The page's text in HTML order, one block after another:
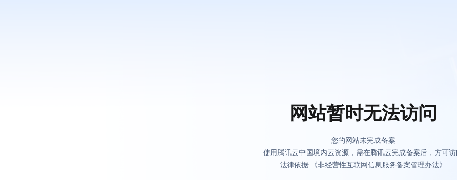
网站暂时无法访问
您的网站未完成备案
使用腾讯云中国境内云资源，需在腾讯云完成备案后，方可
法律依据:《非经营性互联网信息服务备案管理办法》